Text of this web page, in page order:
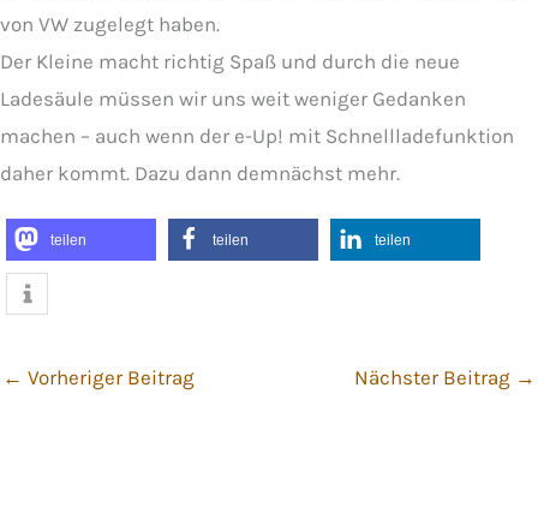
von VW zugelegt haben.
Der Kleine macht richtig Spaß und durch die neue
Ladesäule müssen wir uns weit weniger Gedanken
machen – auch wenn der e-Up! mit Schnellladefunktion
daher kommt. Dazu dann demnächst mehr.
teilen teilen teilen
← Vorheriger Beitrag Nächster Beitrag →